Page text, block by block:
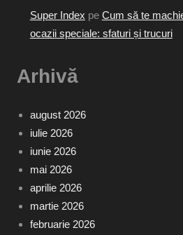
Super Index pe Cum să te
ocazii speciale: sfaturi și trucuri
Arhivă
august 2026
iulie 2026
iunie 2026
mai 2026
aprilie 2026
martie 2026
februarie 2026